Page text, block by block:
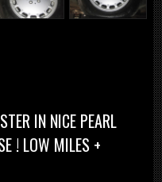
IN NICE PEARL
! LOW MILES +